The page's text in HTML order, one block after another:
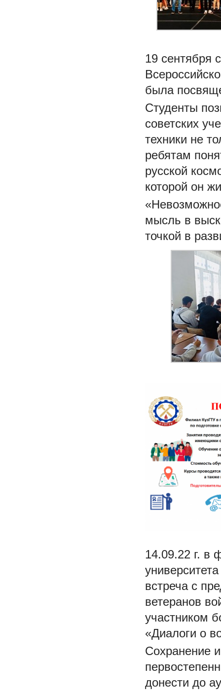
19 сентября
была
Студенты
советских
техники не
ребятам
русской
которой он
мысль в
точкой в
14.09.22 г. в
встреча с
ветеранов
участником
«Диалоги о
Сохранение
донести до